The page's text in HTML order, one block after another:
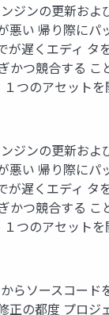
ジンの更新およ
悪い 帰り際にパ
遅くエディ タ
かつ競合する こ
つのアセット
ジンの更新およ
悪い 帰り際にパ
遅くエディ タ
かつ競合する こ
つのアセット
ソースコード
正の都度 プロジ